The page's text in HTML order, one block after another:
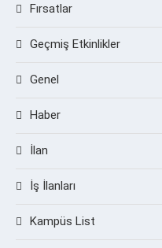
Fırsatlar
Geçmiş Etkinlikler
Genel
Haber
İlan
İş İlanları
Kampüs List